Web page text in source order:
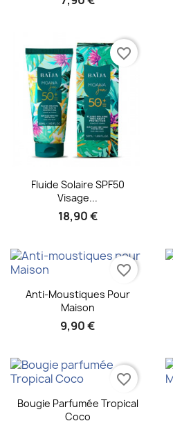
Aperçu rapide
Fluide Solaire SPF50
Visage...
18,90 €
favorite_border
Aperçu rapide
Anti-Moustiques Pour
Maison
9,90 €
favorite_border
Aperçu rapide
Bougie Parfumée Tropical
Coco
favorite_border